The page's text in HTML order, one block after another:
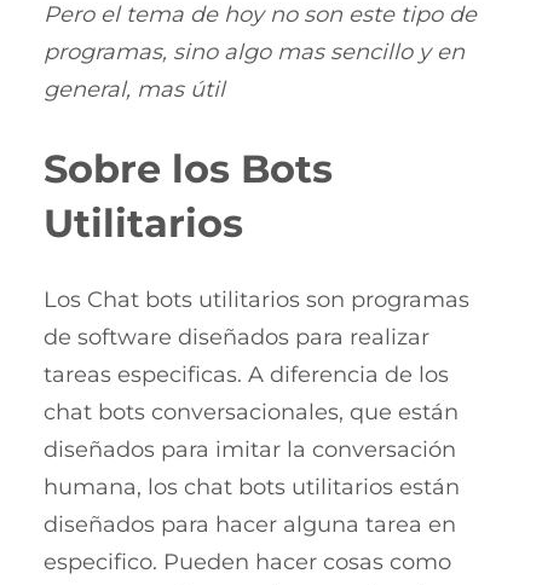
Pero el tema de hoy no son este tipo de
programas, sino algo mas sencillo y en
general, mas útil
Sobre los Bots
Utilitarios
Los Chat bots utilitarios son programas
de software diseñados para realizar
tareas especificas. A diferencia de los
chat bots conversacionales, que están
diseñados para imitar la conversación
humana, los chat bots utilitarios están
diseñados para hacer alguna tarea en
especifico. Pueden hacer cosas como